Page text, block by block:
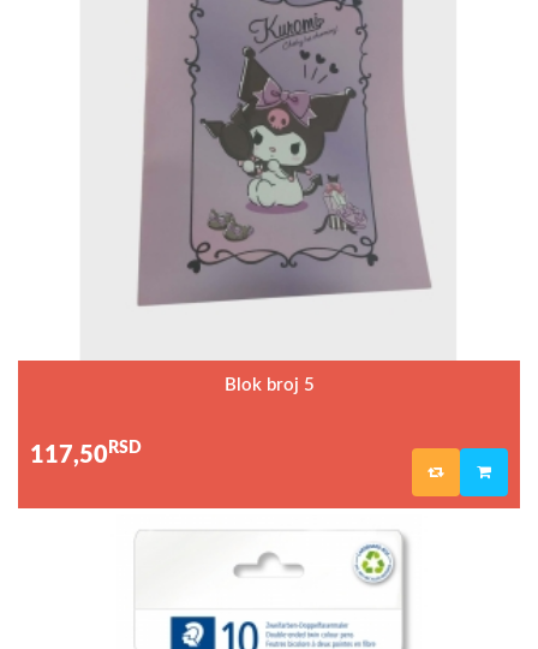
Blok broj 5
117,50 RSD